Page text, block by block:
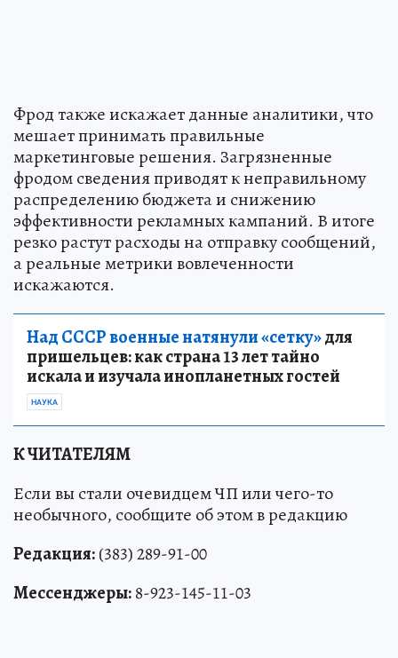
Фрод также искажает данные аналитики, что
мешает принимать правильные
маркетинговые решения. Загрязненные
фродом сведения приводят к неправильному
распределению бюджета и снижению
эффективности рекламных кампаний. В итоге
резко растут расходы на отправку сообщений,
а реальные метрики вовлеченности
искажаются.
Над СССР военные натянули «сетку»для
пришельцев: как страна 13 лет тайно
искала и изучала инопланетных гостей
НАУКА
К ЧИТАТЕЛЯМ
Если вы стали очевидцем ЧП или чего-то
необычного, сообщите об этом в редакцию
Редакция:(383) 289-91-00
Мессенджеры:8-923-145-11-03